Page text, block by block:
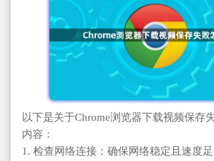
以下是关于Chrome浏览器下载视频保存
内容：
1. 检查网络连接：确保网络稳定且速度